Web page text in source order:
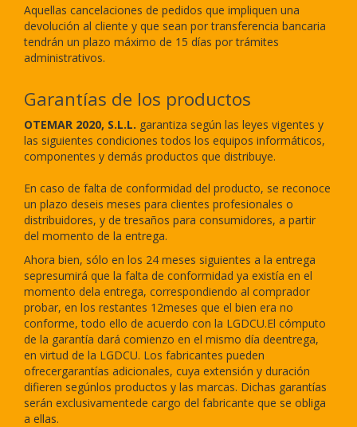
Aquellas cancelaciones de pedidos que impliquen una
devolución al cliente y que sean por transferencia bancaria
tendrán un plazo máximo de 15 días por trámites
administrativos.
Garantías de los productos
OTEMAR 2020, S.L.L. garantiza según las leyes vigentes y
las siguientes condiciones todos los equipos informáticos,
componentes y demás productos que distribuye.
En caso de falta de conformidad del producto, se reconoce
un plazo deseis meses para clientes profesionales o
distribuidores, y de tresaños para consumidores, a partir
del momento de la entrega.
Ahora bien, sólo en los 24 meses siguientes a la entrega
sepresumirá que la falta de conformidad ya existía en el
momento dela entrega, correspondiendo al comprador
probar, en los restantes 12meses que el bien era no
conforme, todo ello de acuerdo con la LGDCU.El cómputo
de la garantía dará comienzo en el mismo día deentrega,
en virtud de la LGDCU. Los fabricantes pueden
ofrecergarantías adicionales, cuya extensión y duración
difieren segúnlos productos y las marcas. Dichas garantías
serán exclusivamentede cargo del fabricante que se obliga
a ellas.